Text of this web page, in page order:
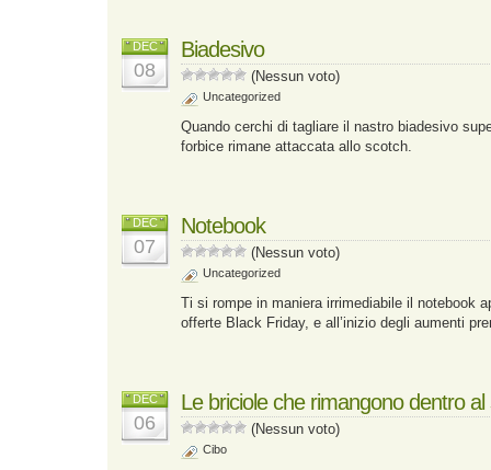
DEC
08
Biadesivo
(Nessun voto)
Uncategorized
Quando cerchi di tagliare il nastro biadesivo
forbice rimane attaccata allo scotch.
DEC
07
Notebook
(Nessun voto)
Uncategorized
Ti si rompe in maniera irrimediabile il notebook
offerte Black Friday, e all’inizio degli aumenti
DEC
06
Le briciole che rimangono dentro
(Nessun voto)
Cibo